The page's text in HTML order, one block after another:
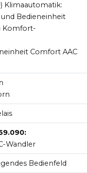
Klimaautomatik:
Bedieneinheit
Komfort-
Comfort AAC
Wandler
Bedienfeld